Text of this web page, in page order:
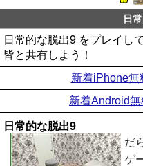
日
日常的な脱出9 をプレイし
皆と共有しよう！
新着iPhone無
新着Android
日常的な脱出9
だ
ゲ